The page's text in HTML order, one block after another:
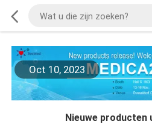
Oct 10, 2023
Nieuwe producten